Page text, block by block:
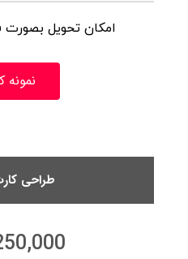
امکان تحویل بصورت
نمونه
طراحی